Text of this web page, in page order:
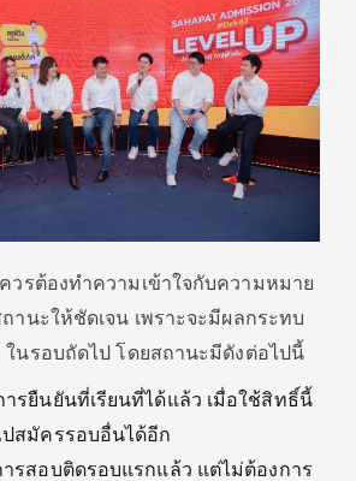
วรต้องทำความเข้าใจกับความหมาย
านะให้ชัดเจน เพราะจะมีผลกระทบ
นรอบถัดไป โดยสถานะมีดังต่อไปนี้
รยืนยันที่เรียนที่ได้แล้ว เมื่อใช้สิทธิ์นี้
ปสมัครรอบอื่นได้อีก
รสอบติดรอบแรกแล้ว แต่ไม่ต้องการ